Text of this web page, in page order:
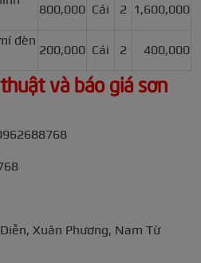
800,000 Cái 2 1,600,000
đèn
200,000 Cái 2 400,000
và báo giá sơn
Xuân Phương, Nam Từ